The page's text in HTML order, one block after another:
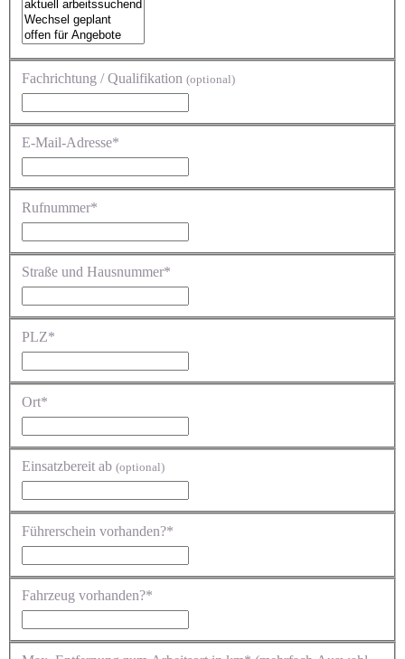
Fachrichtung / Qualifikation (optional)
E-Mail-Adresse*
Rufnummer*
Straße und Hausnummer*
PLZ*
Ort*
Einsatzbereit ab (optional)
Führerschein vorhanden?*
Fahrzeug vorhanden?*